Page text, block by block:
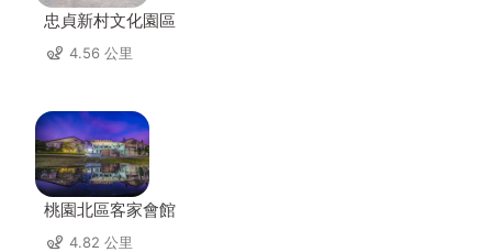
忠貞新村文化園區
4.56 公里
桃園北區客家會館
4.82 公里